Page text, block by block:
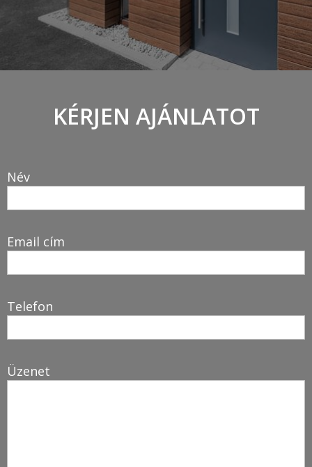
KÉRJEN AJÁNLATOT
Név
Email cím
Telefon
Üzenet